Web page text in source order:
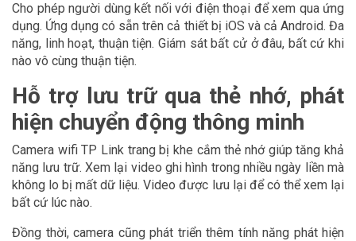
Cho phép người dùng kết nối với điện thoại để xem qua ứng
dụng. Ứng dụng có sẵn trên cả thiết bị iOS và cả Android. Đa
năng, linh hoạt, thuận tiện. Giám sát bất cử ở đâu, bất cứ khi
nào vô cùng thuận tiện.
Hỗ trợ lưu trữ qua thẻ nhớ, phát
hiện chuyển động thông minh
Camera wifi TP Link trang bị khe cắm thẻ nhớ giúp tăng khả
năng lưu trữ. Xem lại video ghi hình trong nhiều ngày liền mà
không lo bị mất dữ liệu. Video được lưu lại để có thể xem lại
bất cứ lúc nào.
Đồng thời, camera cũng phát triển thêm tính năng phát hiện